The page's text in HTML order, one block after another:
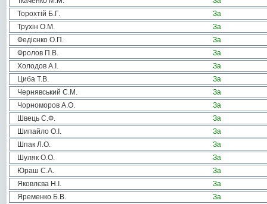
Торохтій Б.Г.
За
Трухін О.М.
За
Федієнко О.П.
За
Фролов П.В.
За
Холодов А.І.
За
Циба Т.В.
За
Чернявський С.М.
За
Чорноморов А.О.
За
Швець С.Ф.
За
Шипайло О.І.
За
Шпак Л.О.
За
Шуляк О.О.
За
Юраш С.А.
За
Яковлєва Н.І.
За
Яременко Б.В.
За